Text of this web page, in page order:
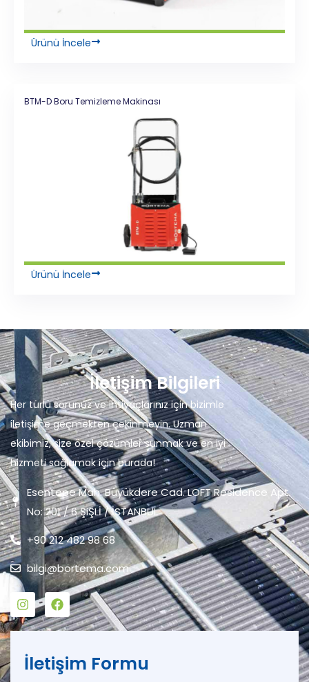
Ürünü İncele
BTM-D Boru Temizleme Makinası
Ürünü İncele
İletişim Bilgileri
Her türlü sorunuz ve ihtiyaçlarınız için bizimle
iletişime geçmekten çekinmeyin. Uzman
ekibimiz, size özel çözümler sunmak ve en iyi
hizmeti sağlamak için burada!
Esentepe Mah. Büyükdere Cad. LOFT Residence Apt.
No: 201 / 6 ŞiŞLİ / İSTANBUL
+90 212 482 98 68
bilgi@bortema.com
İletişim Formu